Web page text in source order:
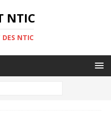
NTIC
DES NTIC